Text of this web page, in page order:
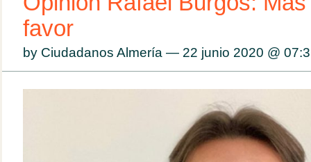
favor
by Ciudadanos Almería — 22 junio 2020 @